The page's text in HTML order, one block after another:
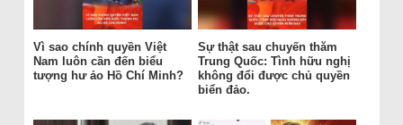
Vì sao chính quyền Việt
Nam luôn cần đến biểu
tượng hư ảo Hồ Chí Minh?
Sự thật sau chuyến thăm
Trung Quốc: Tình hữu nghị
không đổi được chủ quyền
biển đảo.